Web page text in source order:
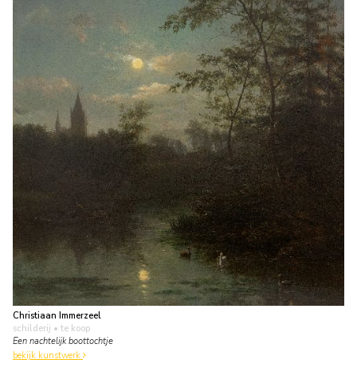
Christiaan Immerzeel
schilderij • te koop
Een nachtelijk boottochtje
bekijk kunstwerk